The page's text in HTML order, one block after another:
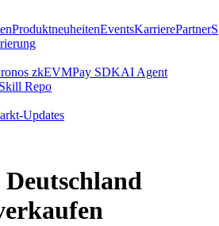
ProduktneuheitenEventsKarrierePartnerS
zkEVMPay SDKAI Agent
Repo
Updates